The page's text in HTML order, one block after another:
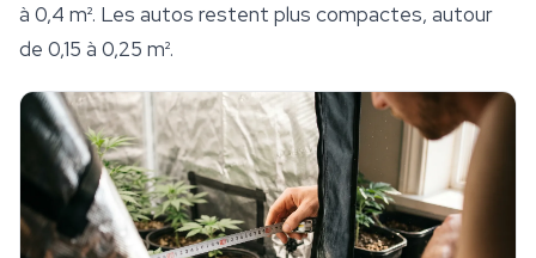
à 0,4 m². Les autos restent plus compactes, autour
de 0,15 à 0,25 m².